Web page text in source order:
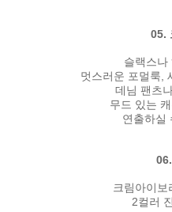
05.
슬랙스나
멋스러운 포멀룩,
데님 팬츠
무드 있는
연출하실
크림아이보
2컬러